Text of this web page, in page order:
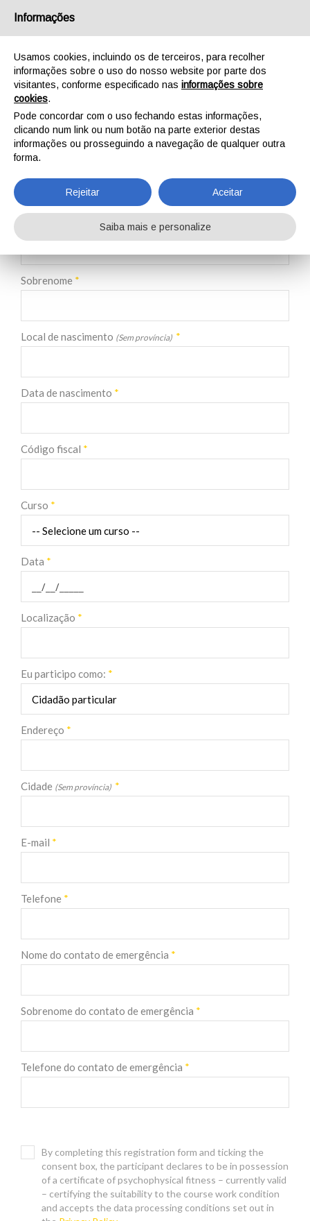
PRÉ-REGISTRO
Sobrenome *
Local de nascimento (Sem província) *
Data de nascimento *
Código fiscal *
Curso *
Data *
Localização *
Eu participo como: *
Endereço *
Cidade (Sem província) *
E-mail *
Telefone *
Nome do contato de emergência *
Sobrenome do contato de emergência *
Telefone do contato de emergência *
By completing this registration form and ticking the
consent box, the participant declares to be in possession
of a certificate of psychophysical fitness – currently valid
– certifying the suitability to the course work condition
and accepts the data processing conditions set out in
Informações
Usamos cookies, incluindo os de terceiros, para recolher
informações sobre o uso do nosso website por parte dos
visitantes, conforme especificado nas informações sobre
cookies.
Pode concordar com o uso fechando estas informações,
clicando num link ou num botão na parte exterior destas
informações ou prosseguindo a navegação de qualquer outra
forma.
Rejeitar Aceitar
Saiba mais e personalize